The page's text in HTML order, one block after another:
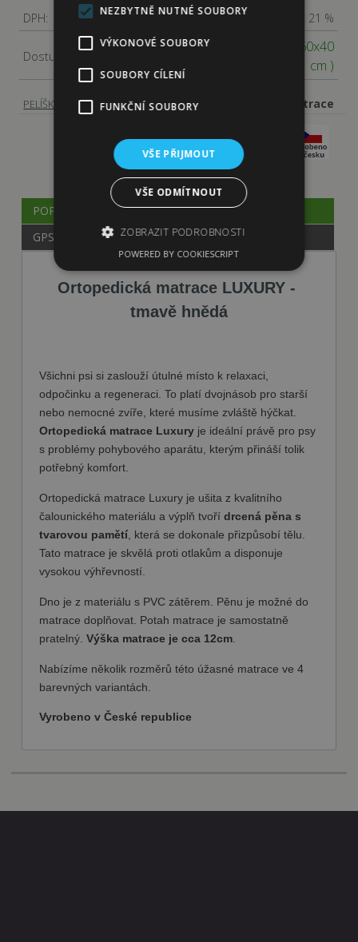
DPH: 21 %
Dostupnost:
Skladem
( rozměry 60x40
cm )
PELÍŠKY, PŘEPRAVNÍ TAŠKY -Ortopedické pelíšky a matrace
POPIS
GPSR
Ortopedická matrace LUXURY -
tmavě hnědá
Všichni psi si zaslouží útulné místo k relaxaci,
odpočinku a regeneraci. To platí dvojnásob pro starší
nebo nemocné zvíře, které musíme zvláště hýčkat.
Ortopedická matrace Luxury je ideální právě pro psy
s problémy pohybového aparátu, kterým přináší tolik
potřebný komfort.
Ortopedická matrace Luxury je ušita z kvalitního
čalounického materiálu a výplň tvořídrcená pěna s
tvarovou pamětí , která se dokonale přizpůsobí tělu.
Tato matrace je skvělá proti otlakům a disponuje
vysokou výhřevností.
Dno je z materiálu s PVC zátěrem. Pěnu je možné do
matrace doplňovat. Potah matrace je samostatně
pratelný.Výška matrace je cca 12cm
Nabízíme několik rozměrů této úžasné matrace ve 4
barevných variantách.
Vyrobeno v České republice
NEZBYTNĚ NUTNÉ SOUBORY
VÝKONOVÉ SOUBORY
SOUBORY CÍLENÍ
FUNKČNÍ SOUBORY
VŠE PŘIJMOUT
VŠE ODMÍTNOUT
ZOBRAZIT PODROBNOSTI
Nezbytně nutné soubory
Výkonové soubory
Soubory cílení
základní funkce webových stránek, jako je
přihlášení uživatele a správa účtu. Webové
cookie správně používat.
Název
/ Doména
Vyprší Popis
položek
nákupního
řízení
CookieScriptConsent
CookieScript
1
Tento soubor
předvoleb
banner
ochrany osobních údajů Google
POWERED BY COOKIESCRIPT